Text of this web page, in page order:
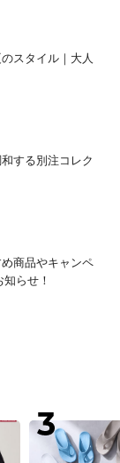
スタイル｜大人
する別注コレク
め商品やキャンペ
らせ！